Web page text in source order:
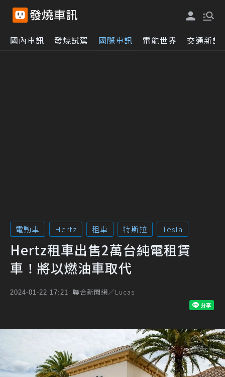
國內車訊 發燒試駕 國際車訊 電能世界 交通新訊
電動車 Hertz 租車 特斯拉 Tesla
Hertz租車出售2萬台純電租賃
車！將以燃油車取代
2024-01-22 17:21 聯合新聞網／Lucas